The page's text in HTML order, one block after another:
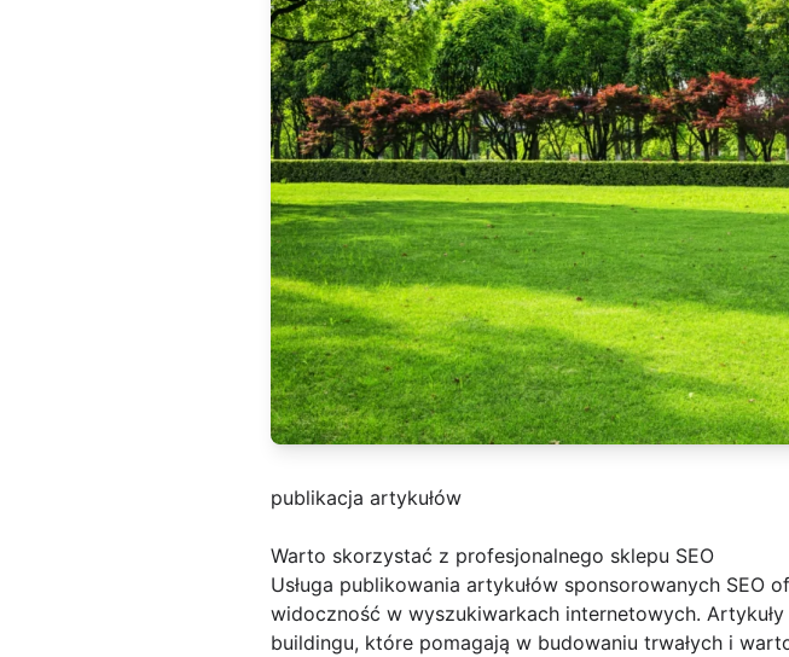
publikacja artykułów
Warto skorzystać z profesjonalnego sklepu SEO
Usługa publikowania artykułów sponsorowanych
widoczność w wyszukiwarkach internetowych.
buildingu, które pomagają w budowaniu trwałych i